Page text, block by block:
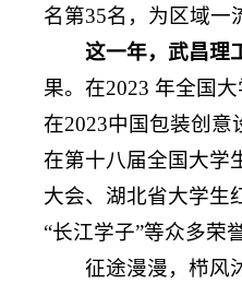
名第35名，为区域一
这一年，武昌理
果。在2023 年全国
在2023中国包装创意
在第十八届全国大学
大会、湖北省大学生
“长江学子”等众多荣誉
征途漫漫，栉风